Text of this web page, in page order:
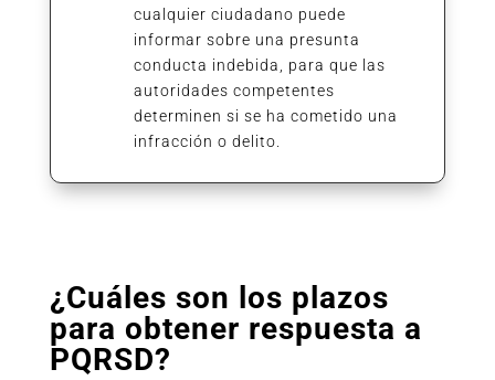
cualquier ciudadano puede
informar sobre una presunta
conducta indebida, para que las
autoridades competentes
determinen si se ha cometido una
infracción o delito.
¿Cuáles son los plazos
para obtener respuesta a
PQRSD?